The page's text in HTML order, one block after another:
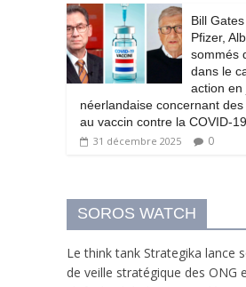
Bill
Pfizer,
sommés
dans le
action en
néerlandaise concernant
au vaccin contre la COVID-19
31 décembre 2025 0
SOROS WATCH
Le think tank Strategika lance
de veille stratégique des ONG